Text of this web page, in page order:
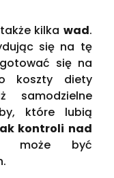
kilka wad.
się na tę
się na
koszty diety
samodzielne
które lubią
kontroli nad
być